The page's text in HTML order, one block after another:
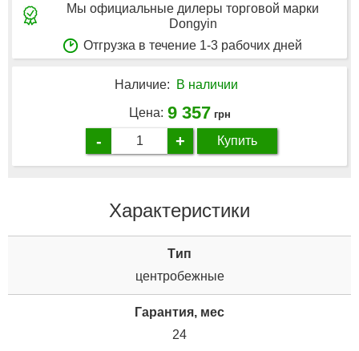
Мы официальные дилеры торговой марки
Dongyin
Отгрузка в течение 1-3 рабочих дней
Наличие: В наличии
Цена: 9 357 грн
- + Купить
Характеристики
Tип
центробежные
Гарантия, мес
24